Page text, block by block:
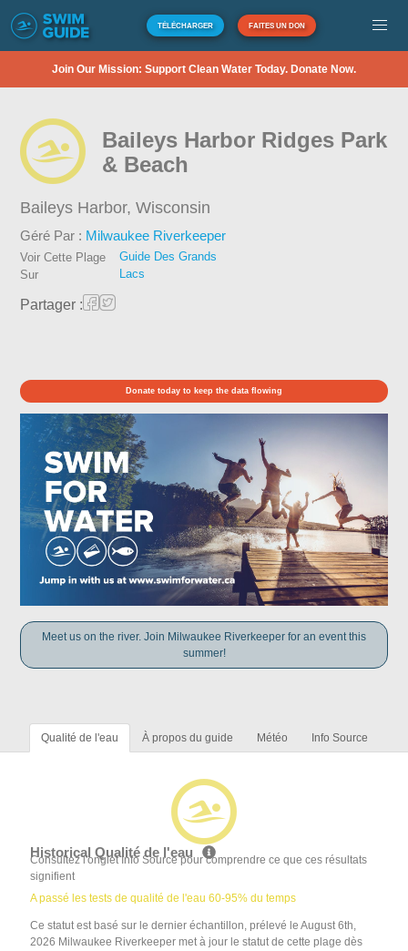
TÉLÉCHARGER FAITES UN DON
Join Our Mission: Support Clean Water Today. Donate Now.
Baileys Harbor Ridges Park
& Beach
Baileys Harbor,Wisconsin
Géré Par : Milwaukee Riverkeeper
Voir Cette Plage
Sur
Guide Des Grands
Lacs
Partager :
Donate today to keep the data flowing
Meet us on the river. Join Milwaukee Riverkeeper for an event this
summer!
Qualité de l'eau À propos du guide Météo Info Source
Historical Qualité de l'eau
Consultez l'onglet Info Source pour comprendre ce que ces résultats
signifient
A passé les tests de qualité de l'eau 60-95% du temps
Ce statut est basé sur le dernier échantillon, prélevé le August 6th,
2026 Milwaukee Riverkeeper met à jour le statut de cette plage dès